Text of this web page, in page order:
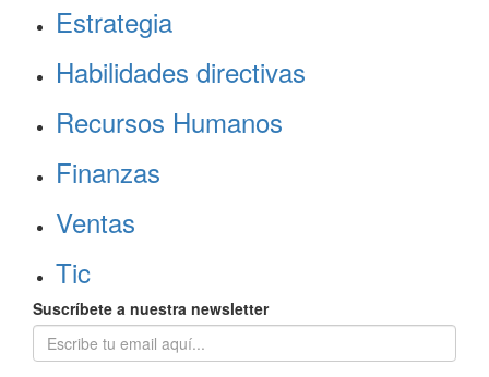
Estrategia
Habilidades directivas
Recursos Humanos
Finanzas
Ventas
Tic
Suscríbete a nuestra newsletter